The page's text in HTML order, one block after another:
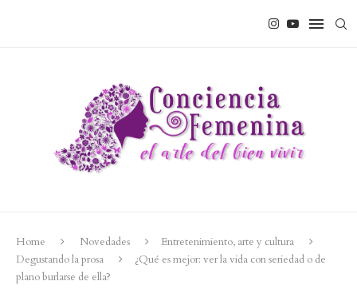
Home Novedades
Entretenimiento, arte y cultura
Degustando la prosa
¿Qué es mejor: ver la vida con seriedad o de
plano burlarse de ella?